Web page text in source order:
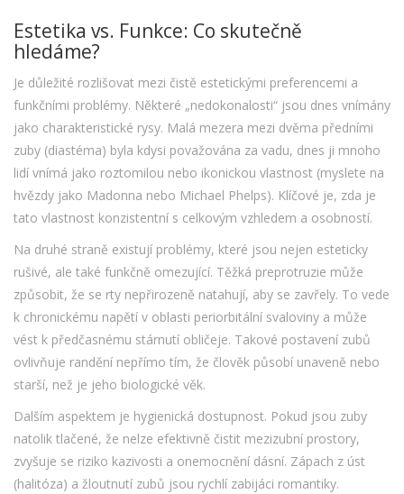
Estetika vs. Funkce: Co skutečně
hledáme?
Je důležité rozlišovat mezi čistě estetickými preferencemi a
funkčními problémy. Některé „nedokonalosti“ jsou dnes vnímány
jako charakteristické rysy. Malá mezera mezi dvěma předními
zuby (diastéma) byla kdysi považována za vadu, dnes ji mnoho
lidí vnímá jako roztomilou nebo ikonickou vlastnost (myslete na
hvězdy jako Madonna nebo Michael Phelps). Klíčové je, zda je
tato vlastnost konzistentní s celkovým vzhledem a osobností.
Na druhé straně existují problémy, které jsou nejen esteticky
rušivé, ale také funkčně omezující. Těžká preprotruzie může
způsobit, že se rty nepřirozeně natahují, aby se zavřely. To vede
k chronickému napětí v oblasti periorbitální svaloviny a může
vést k předčasnému stárnutí obličeje. Takové postavení zubů
ovlivňuje randění nepřímo tím, že člověk působí unaveně nebo
starší, než je jeho biologické věk.
Dalším aspektem je hygienická dostupnost. Pokud jsou zuby
natolik tlačené, že nelze efektivně čistit mezizubní prostory,
zvyšuje se riziko kazivosti a onemocnění dásní. Zápach z úst
(halitóza) a žloutnutí zubů jsou rychlí zabijáci romantiky.